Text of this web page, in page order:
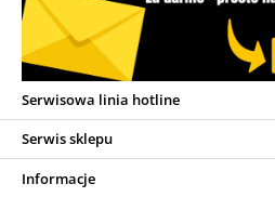
Serwisowa linia hotline
Serwis sklepu
Informacje